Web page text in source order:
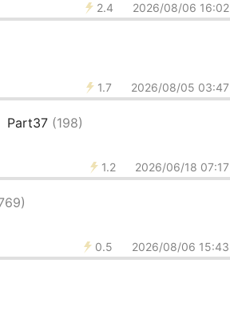
2.4 2026/08/06 16:02
1.7 2026/08/05 03:47
Part37 (198)
1.2 2026/06/18 07:17
0.5 2026/08/06 15:43